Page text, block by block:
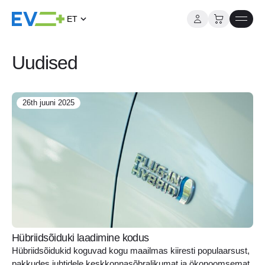
sisu
juurde
ET
Uudised
Hübriidsõiduki laadimine kodus
26th juuni 2025
Hübriidsõidukid koguvad kogu maailmas kiiresti populaarsust,